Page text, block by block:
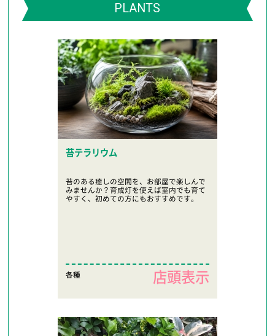
PLANTS
苔テラリウム
苔のある癒しの空間を、お部屋で楽しんで
みませんか？育成灯を使えば室内でも育て
やすく、初めての方にもおすすめです。
各種 店頭表示